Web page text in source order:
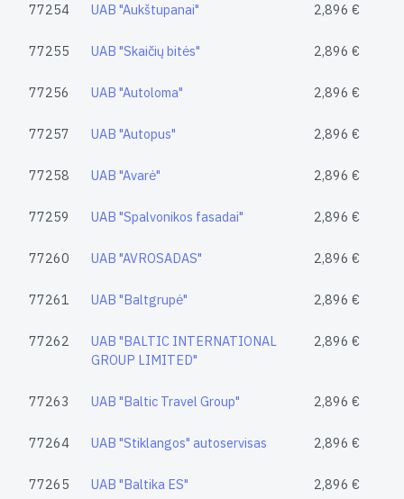
77254 UAB "Aukštupanai" 2,896 €
77255 UAB "Skaičių bitės" 2,896 €
77256 UAB "Autoloma" 2,896 €
77257 UAB "Autopus" 2,896 €
77258 UAB "Avarė" 2,896 €
77259 UAB "Spalvonikos fasadai" 2,896 €
77260 UAB "AVROSADAS" 2,896 €
77261 UAB "Baltgrupė" 2,896 €
77262
UAB "BALTIC INTERNATIONAL
GROUP LIMITED"
2,896 €
77263 UAB "Baltic Travel Group" 2,896 €
77264 UAB "Stiklangos" autoservisas 2,896 €
77265 UAB "Baltika ES" 2,896 €